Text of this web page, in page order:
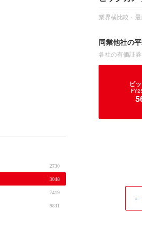
2730
3048
7419
9831
業界横比較・
同業他社の
各社の有価証
ビ
←